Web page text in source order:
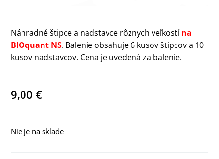
Náhradné štipce a nadstavce rôznych veľkostína
BIOquant NS. Balenie obsahuje 6 kusov štipcov a 10
kusov nadstavcov. Cena je uvedená za balenie.
9,00€
Nie je na sklade